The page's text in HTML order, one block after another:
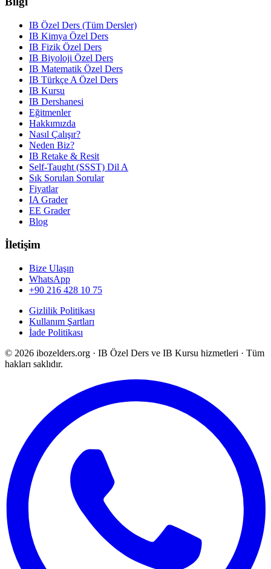
IB Özel Ders (Tüm Dersler)
IB Kimya Özel Ders
IB Fizik Özel Ders
IB Biyoloji Özel Ders
IB Matematik Özel Ders
IB Türkçe A Özel Ders
IB Kursu
IB Dershanesi
Eğitmenler
Hakkımızda
Nasıl Çalışır?
Neden Biz?
IB Retake & Resit
Self-Taught (SSST) Dil A
Sık Sorulan Sorular
Fiyatlar
IA Grader
EE Grader
Blog
İletişim
Bize Ulaşın
WhatsApp
+90 216 428 10 75
Gizlilik Politikası
Kullanım Şartları
İade Politikası
© 2026 ibozelders.org · IB Özel Ders ve IB Kursu hizmetleri · Tüm
hakları saklıdır.